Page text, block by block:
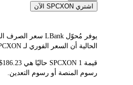
اشتري SPCXON الآن
الحالية أن السعر الفوري لـ SPCXON هو C$186.23. نظرًا لتقلب أسعار العملات المشفرة باستمرار، ننصحك بالعودة إلى هذه الصفحة قبل التداول للاطلاع على أحدث نتائج التحويل.
رسوم المنصة أو رسوم التعدين.